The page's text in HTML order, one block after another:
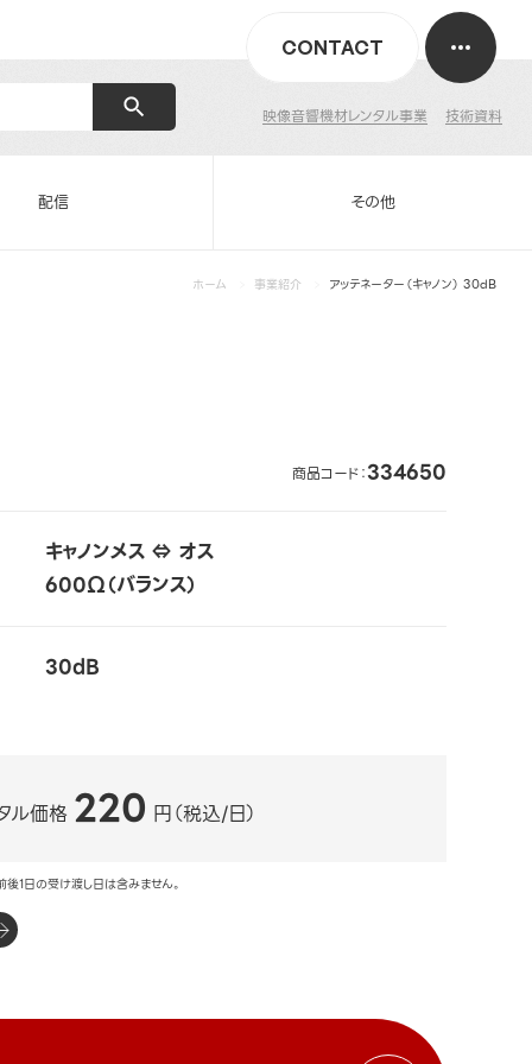
映像音響機材レンタル事業 技術資料
CONTACT
配信 その他
ホーム 事業紹介 アッテネーター（キャノン） 30dB
商品コード：334650
キャノンメス ⇔ オス
600Ω（バランス）
30dB
ル価格 220 円（税込/日）
1日の受け渡し日は含みません。